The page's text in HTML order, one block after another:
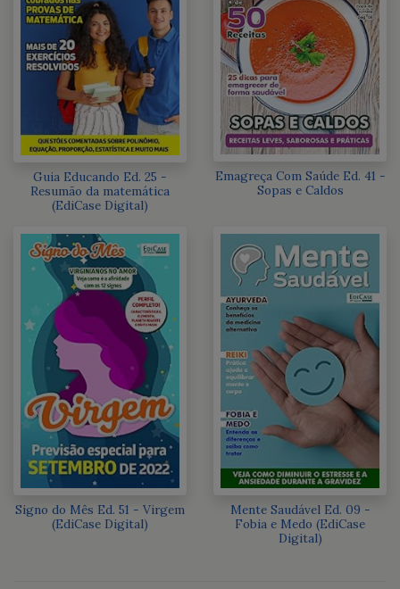
Guia Educando Ed. 25 -
Resumão da matemática
(EdiCase Digital)
Emagreça Com Saúde Ed. 41 -
Sopas e Caldos
Signo do Mês Ed. 51 - Virgem
(EdiCase Digital)
Mente Saudável Ed. 09 -
Fobia e Medo (EdiCase
Digital)